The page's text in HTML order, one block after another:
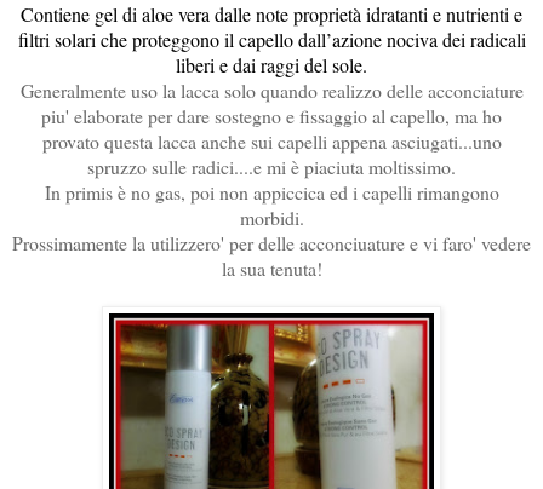
Contiene gel di aloe vera dalle note proprietà idratanti e nutrienti e
filtri solari che proteggono il capello dall’azione nociva dei radicali
liberi e dai raggi del sole.
Generalmente uso la lacca solo quando realizzo delle acconciature
piu' elaborate per dare sostegno e fissaggio al capello, ma ho
provato questa lacca anche sui capelli appena asciugati...uno
spruzzo sulle radici....e mi è piaciuta moltissimo.
In primis è no gas, poi non appiccica ed i capelli rimangono
morbidi.
Prossimamente la utilizzero' per delle acconciuature e vi faro' vedere
la sua tenuta!